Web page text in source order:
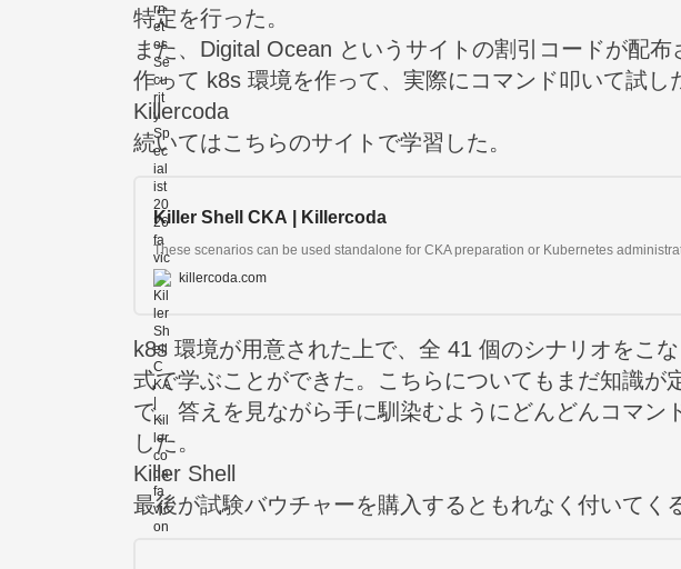
特定を行った。
また、Digital Ocean というサイトの割引コードが配
作って k8s 環境を作って、実際にコマンド叩いて試し
Killercoda
続いてはこちらのサイトで学習した。
Killer Shell CKA | Killercoda
killercoda.com
k8s 環境が用意された上で、全 41 個のシナリオをこ
式で学ぶことができた。こちらについてもまだ知識が
で、答えを見ながら手に馴染むようにどんどんコマン
した。
Killer Shell
最後が試験バウチャーを購入するともれなく付いてく